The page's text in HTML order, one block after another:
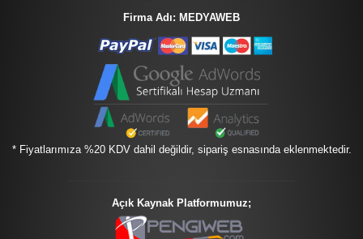
Firma Adı: MEDYAWEB
* Fiyatlarımıza %20 KDV dahil değildir, sipariş esnasında eklenmektedir.
Açık Kaynak Platformumuz;